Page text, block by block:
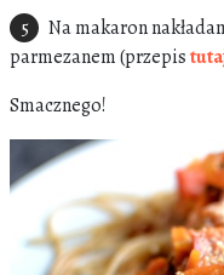
Na makaron
parmezanem (przepis
Smacznego!